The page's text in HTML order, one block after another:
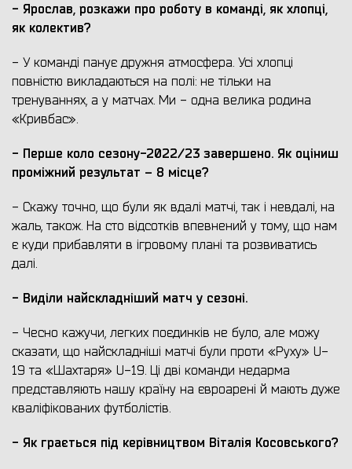
- Ярослав, розкажи про роботу в команді, як хлопці,
як колектив?
- У команді панує дружня атмосфера. Усі хлопці
повністю викладаються на полі: не тільки на
тренуваннях, а у матчах. Ми - одна велика родина
«Кривбас».
- Перше коло сезону-2022/23 завершено. Як оціниш
проміжний результат – 8 місце?
- Скажу точно, що були як вдалі матчі, так і невдалі, на
жаль, також. На сто відсотків впевнений у тому, що нам
є куди прибавляти в ігровому плані та розвиватись
далі.
- Виділи найскладніший матч у сезоні.
- Чесно кажучи, легких поєдинків не було, але можу
сказати, що найскладніші матчі були проти «Руху» U-
19 та «Шахтаря» U-19. Ці дві команди недарма
представляють нашу країну на євроарені й мають дуже
кваліфікованих футболістів.
- Як грається під керівництвом Віталія Косовського?